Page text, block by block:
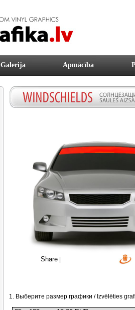
Galerija Apmācība
Share
1. Выберите размер графики / Izvēlēties